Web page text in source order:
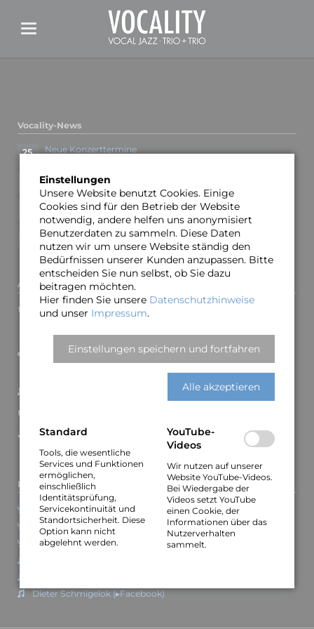
Vocality-News
25. Neue Konzerttermine
Vorverkauf für Minden 19.03. gestartet
Neue Termine für Winter/Frühjahr 2023
Neue Termine und neues Video
Adresse und Kontakt
Oliver Gies
Wilhelm-Bluhm-Straße 44
D–30451 Hannover
Tel.: +49-177-3299599
Cookie-Einstellungen
Links zu Bandmitgliedern
Claudia Burghard (▸Vivid Voices)
Nils Ole Peters (▸Knabenchor Hannover)
Oliver Gies
Dieter Schmigelok (▸Facebook)
Einstellungen
Unsere Website benutzt Cookies. Einige
Cookies sind für den Betrieb der Website
notwendig, andere helfen uns anonymisiert
Benutzerdaten zu sammeln. Diese Daten
nutzen wir um unsere Website ständig den
Bedürfnissen unserer Kunden anzupassen. Bitte
entscheiden Sie nun selbst, ob Sie dazu
beitragen möchten.
Hier finden Sie unsere Datenschutzhinweise
und unser Impressum.
Einstellungen speichern und fortfahren
Alle akzeptieren
Standard
Tools, die wesentliche
Services und Funktionen
ermöglichen,
einschließlich
Identitätsprüfung,
Servicekontinuität und
Standortsicherheit. Diese
Option kann nicht
abgelehnt werden.
YouTube-
Videos
Wir nutzen auf unserer
Website YouTube-Videos.
Bei Wiedergabe der
Videos setzt YouTube
einen Cookie, der
Informationen über das
Nutzerverhalten
sammelt.